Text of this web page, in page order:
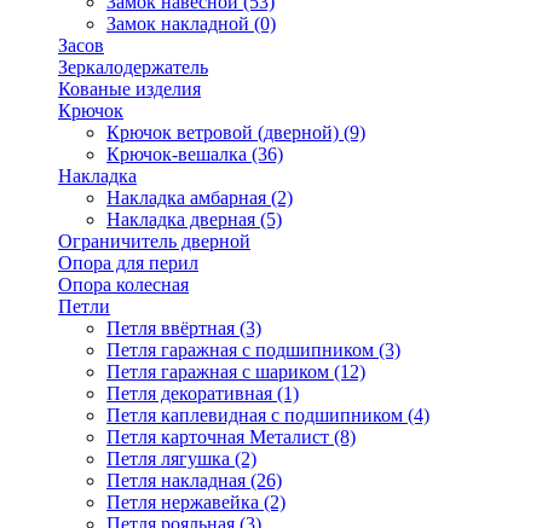
Замок накладной (0)
Засов
Зеркалодержатель
Кованые изделия
Крючок
Крючок ветровой (дверной) (9)
Крючок-вешалка (36)
Накладка
Накладка амбарная (2)
Накладка дверная (5)
Ограничитель дверной
Опора для перил
Опора колесная
Петли
Петля ввёртная (3)
Петля гаражная с подшипником (3)
Петля гаражная с шариком (12)
Петля декоративная (1)
Петля каплевидная с подшипником (4)
Петля карточная Металист (8)
Петля лягушка (2)
Петля накладная (26)
Петля нержавейка (2)
Петля рояльная (3)